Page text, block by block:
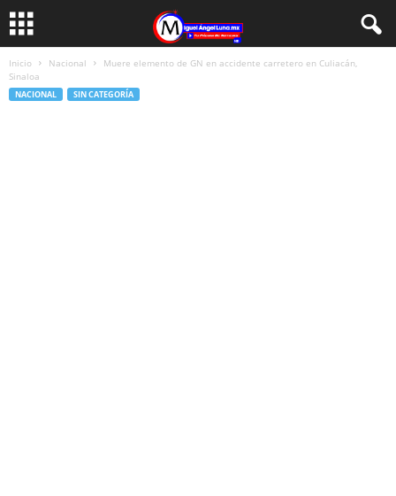
Inicio Nacional
Muere elemento de GN en accidente carretero en Culiacán,
Sinaloa
NACIONAL SIN CATEGORÍA